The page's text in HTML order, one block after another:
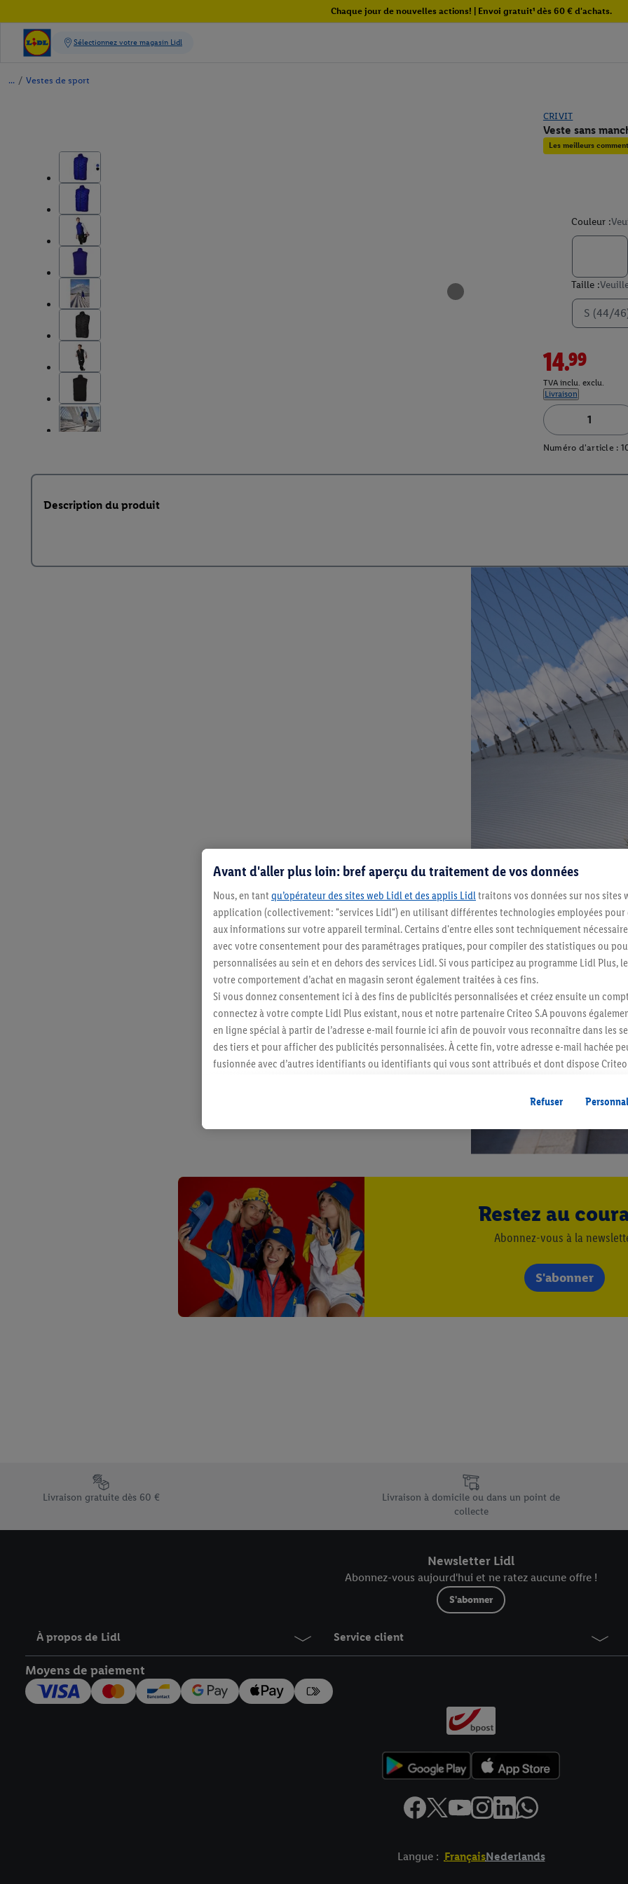
Chaque jour de nouvelles actions! | Envoi gratuit¹ dès 60 € d'achats.
/ Vestes de sport
CRIVIT
Veste sans
Les meilleurs
Couleur :
Taille :
S (44/
14.99
TVA inclu. exclu.
Livraison
Numéro d'article :
Description du produit
Restez au
Abonnez-vous à la
S'abonner
Élément du pied de page avec les différents arguments de vente uniques de Lidl.be
Livraison gratuite dès 60 €
Livraison à domicile ou dans un point de
collecte
Newsletter Lidl
Abonnez-vous aujourd'hui et ne ratez aucune offre !
S'abonner
À propos de Lidl Service client
Moyens de paiement
Langue : FrançaisNederlands
Avant d'aller plus loin: bref aperçu du traitement de vos données
Nous, en tant qu’opérateur des sites web Lidl et des applis Lidltraitons vos données sur nos sites
application (collectivement: "services Lidl") en utilisant différentes technologies employées pour
aux informations sur votre appareil terminal. Certains d'entre elles sont techniquement
avec votre consentement pour des paramétrages pratiques, pour compiler des statistiques ou
personnalisées au sein et en dehors des services Lidl. Si vous participez au programme Lidl Plus,
votre comportement d’achat en magasin seront également traitées à ces fins.
Si vous donnez consentement ici à des fins de publicités personnalisées et créez ensuite un
connectez à votre compte Lidl Plus existant, nous et notre partenaire Criteo S.A pouvons
en ligne spécial à partir de l’adresse e-mail fournie ici afin de pouvoir vous reconnaître dans les
des tiers et pour afficher des publicités personnalisées. À cette fin, votre adresse e-mail hachée
fusionnée avec d’autres identifiants ou identifiants qui vous sont attribués et dont dispose Criteo
vous avez montré de l’intérêt (par exemple en plaçant le produit dans un panier d’un webshop
l’achat) peuvent également être affichées sur plusieurs apppareils et plusieurs services de Lidl si
plusieurs services de Lidl peuvent vous être attribués en utilisant votre adresse e-mail hachée et,
traitement des données.
En cliquant sur « Refuser », vous pouvez autoriser uniquement l’utilisation des technologies
« Accepter », vous autorisez tous les traitements pour toutes les finalités susmentionnées. Vous
informations sur la durée de conservation des données et votre droit de révoquer votre
avec effet pour l’avenir dans notredéclaration relative à la protection des données
Refuser